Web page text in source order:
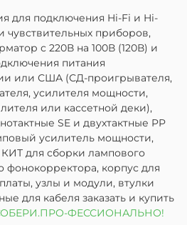
для подключения Hi-Fi и Hi-
чувствительных приборов,
с 220В на 100В (120В) и
питания
или США (СД-проигрывателя,
усилителя мощности,
или кассетной деки),
SE и двухтактные PP
усилитель мощности,
для сборки лампового
фонокорректора, корпус для
узлы и модули, втулки
для кабеля заказать и купить
ФЕССИОНАЛЬНО!